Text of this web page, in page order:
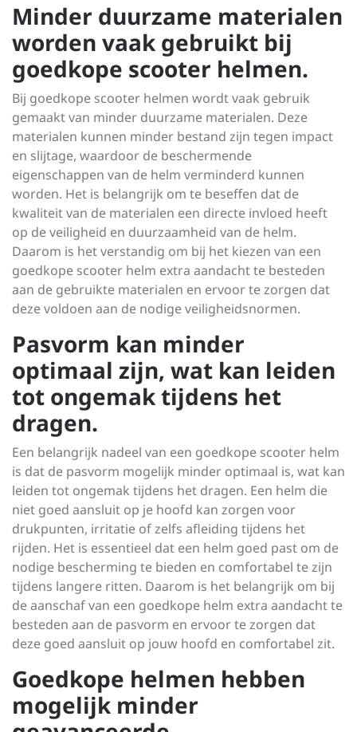
Minder duurzame materialen
worden vaak gebruikt bij
goedkope scooter helmen.
Bij goedkope scooter helmen wordt vaak gebruik
gemaakt van minder duurzame materialen. Deze
materialen kunnen minder bestand zijn tegen impact
en slijtage, waardoor de beschermende
eigenschappen van de helm verminderd kunnen
worden. Het is belangrijk om te beseffen dat de
kwaliteit van de materialen een directe invloed heeft
op de veiligheid en duurzaamheid van de helm.
Daarom is het verstandig om bij het kiezen van een
goedkope scooter helm extra aandacht te besteden
aan de gebruikte materialen en ervoor te zorgen dat
deze voldoen aan de nodige veiligheidsnormen.
Pasvorm kan minder
optimaal zijn, wat kan leiden
tot ongemak tijdens het
dragen.
Een belangrijk nadeel van een goedkope scooter helm
is dat de pasvorm mogelijk minder optimaal is, wat kan
leiden tot ongemak tijdens het dragen. Een helm die
niet goed aansluit op je hoofd kan zorgen voor
drukpunten, irritatie of zelfs afleiding tijdens het
rijden. Het is essentieel dat een helm goed past om de
nodige bescherming te bieden en comfortabel te zijn
tijdens langere ritten. Daarom is het belangrijk om bij
de aanschaf van een goedkope helm extra aandacht te
besteden aan de pasvorm en ervoor te zorgen dat
deze goed aansluit op jouw hoofd en comfortabel zit.
Goedkope helmen hebben
mogelijk minder